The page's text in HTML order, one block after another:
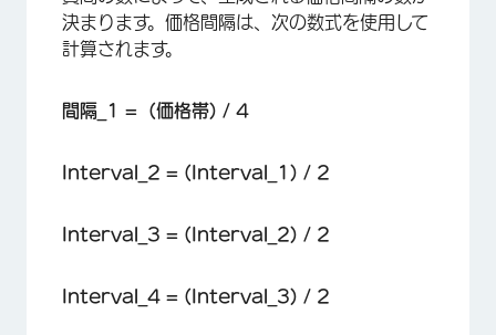
決まります。価格間隔は、次の数式を使用して
計算されます。
間隔_1 = (価格帯) / 4
Interval_2 = (Interval_1) / 2
Interval_3 = (Interval_2) / 2
Interval_4 = (Interval_3) / 2